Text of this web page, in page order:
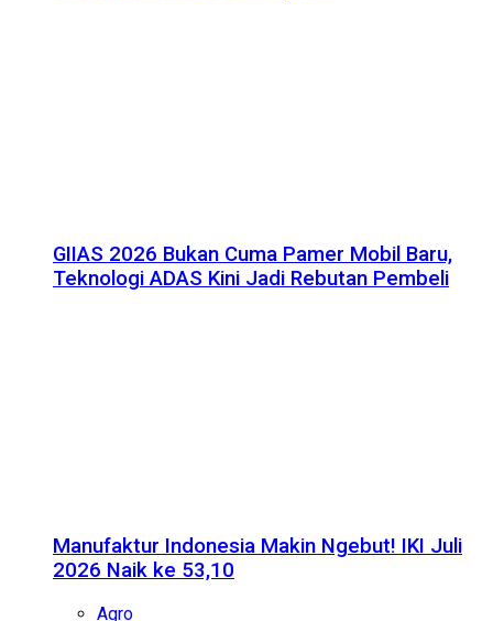
GIIAS 2026 Bukan Cuma Pamer Mobil Baru,
Teknologi ADAS Kini Jadi Rebutan Pembeli
Manufaktur Indonesia Makin Ngebut! IKI Juli
2026 Naik ke 53,10
Agro